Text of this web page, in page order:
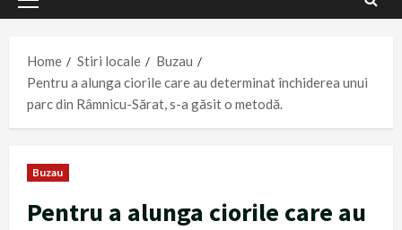
Primary
Home
Stiri locale
Buzau
Pentru a alunga ciorile care au determinat închiderea unui
parc din Râmnicu-Sărat, s-a găsit o metodă.
Buzau
Pentru a alunga ciorile care au